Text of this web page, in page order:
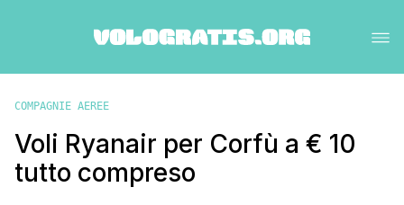
COMPAGNIE AEREE
Voli Ryanair per Corfù a € 10
tutto compreso